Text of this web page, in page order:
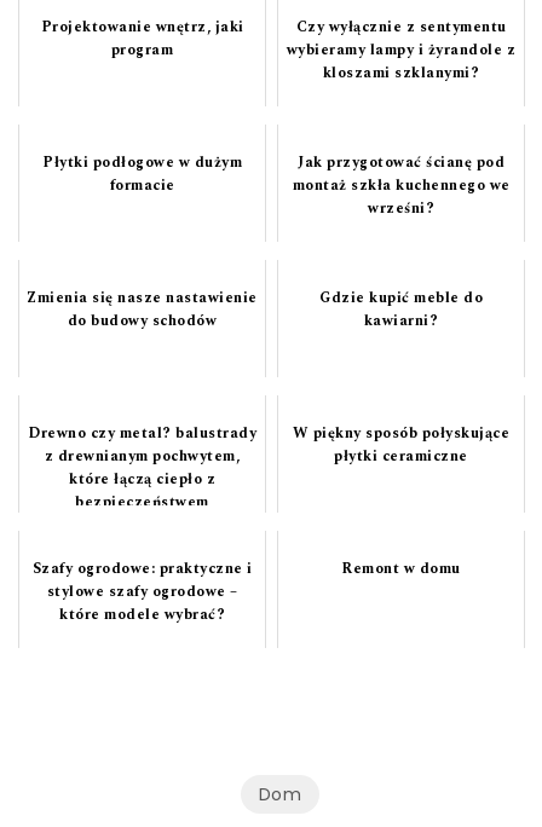
Projektowanie wnętrz, jaki
program
Czy wyłącznie z sentymentu
wybieramy lampy i żyrandole z
kloszami szklanymi?
Płytki podłogowe w dużym
formacie
Jak przygotować ścianę pod
montaż szkła kuchennego we
wrześni?
Zmienia się nasze nastawienie
do budowy schodów
Gdzie kupić meble do
kawiarni?
Drewno czy metal? balustrady
z drewnianym pochwytem,
które łączą ciepło z
bezpieczeństwem
W piękny sposób połyskujące
płytki ceramiczne
Szafy ogrodowe: praktyczne i
stylowe szafy ogrodowe –
które modele wybrać?
Remont w domu
Dom